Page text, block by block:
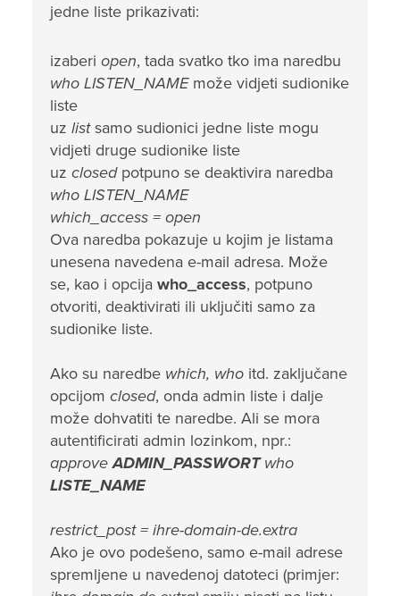
jedne liste prikazivati:
izaberi open, tada svatko tko ima naredbu
who LISTEN_NAMEmože vidjeti sudionike
liste
uz listsamo sudionici jedne liste mogu
vidjeti druge sudionike liste
uz closedpotpuno se deaktivira naredba
who LISTEN_NAME
which_access = open
Ova naredba pokazuje u kojim je listama
unesena navedena e-mail adresa. Može
se, kao i opcija who_access, potpuno
otvoriti, deaktivirati ili uključiti samo za
sudionike liste.
Ako su naredbe which, who itd. zaključane
opcijom closed, onda admin liste i dalje
može dohvatiti te naredbe. Ali se mora
autentificirati admin lozinkom, npr.:
approveADMIN_PASSWORTwho
LISTE_NAME
restrict_post = ihre-domain-de.extra
Ako je ovo podešeno, samo e-mail adrese
spremljene u navedenoj datoteci (primjer: